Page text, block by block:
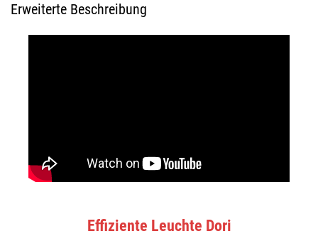
Erweiterte Beschreibung
Effiziente Leuchte Dori